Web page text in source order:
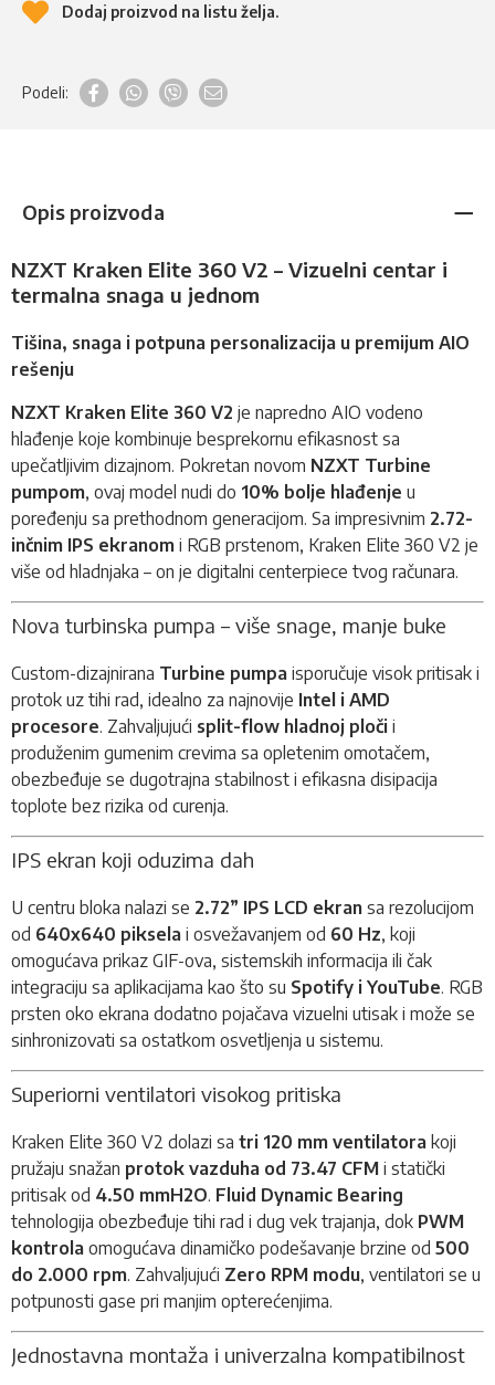
Dodaj proizvod na listu želja.
Podeli:
Opis proizvoda
NZXT Kraken Elite 360 V2 – Vizuelni centar i
termalna snaga u jednom
Tišina, snaga i potpuna personalizacija u premijum AIO
rešenju
NZXT Kraken Elite 360 V2 je napredno AIO vodeno
hlađenje koje kombinuje besprekornu efikasnost sa
upečatljivim dizajnom. Pokretan novom NZXT Turbine
pumpom, ovaj model nudi do 10% bolje hlađenje u
poređenju sa prethodnom generacijom. Sa impresivnim 2.72-
inčnim IPS ekranom i RGB prstenom, Kraken Elite 360 V2 je
više od hladnjaka – on je digitalni centerpiece tvog računara.
Nova turbinska pumpa – više snage, manje buke
Custom-dizajnirana Turbine pumpa isporučuje visok pritisak i
protok uz tihi rad, idealno za najnovije Intel i AMD
procesore. Zahvaljujući split-flow hladnoj ploči i
produženim gumenim crevima sa opletenim omotačem,
obezbeđuje se dugotrajna stabilnost i efikasna disipacija
toplote bez rizika od curenja.
IPS ekran koji oduzima dah
U centru bloka nalazi se 2.72” IPS LCD ekran sa rezolucijom
od 640x640 piksela i osvežavanjem od 60 Hz, koji
omogućava prikaz GIF-ova, sistemskih informacija ili čak
integraciju sa aplikacijama kao što su Spotify i YouTube. RGB
prsten oko ekrana dodatno pojačava vizuelni utisak i može se
sinhronizovati sa ostatkom osvetljenja u sistemu.
Superiorni ventilatori visokog pritiska
Kraken Elite 360 V2 dolazi sa tri 120 mm ventilatora koji
pružaju snažan protok vazduha od 73.47 CFM i statički
pritisak od 4.50 mmH2O. Fluid Dynamic Bearing
tehnologija obezbeđuje tihi rad i dug vek trajanja, dok PWM
kontrola omogućava dinamičko podešavanje brzine od 500
do 2.000 rpm. Zahvaljujući Zero RPM modu, ventilatori se u
potpunosti gase pri manjim opterećenjima.
Jednostavna montaža i univerzalna kompatibilnost